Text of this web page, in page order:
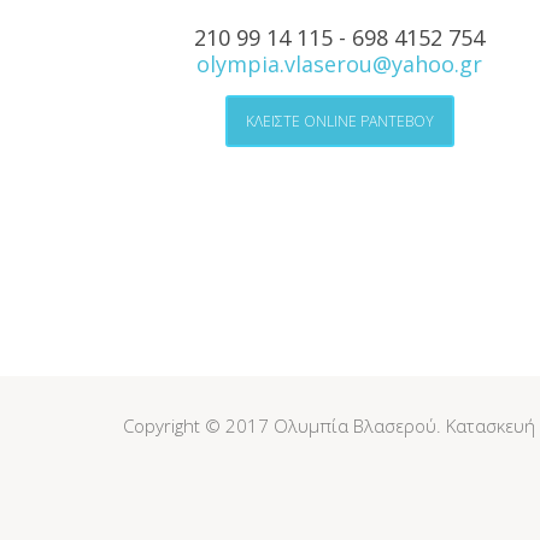
210 99 14 115 - 698 4152 754
olympia.vlaserou@yahoo.gr
ΚΛΕΙΣΤΕ ONLINE ΡΑΝΤΕΒΟΥ
Copyright © 2017 Ολυμπία Βλασερού. Κατασκευή